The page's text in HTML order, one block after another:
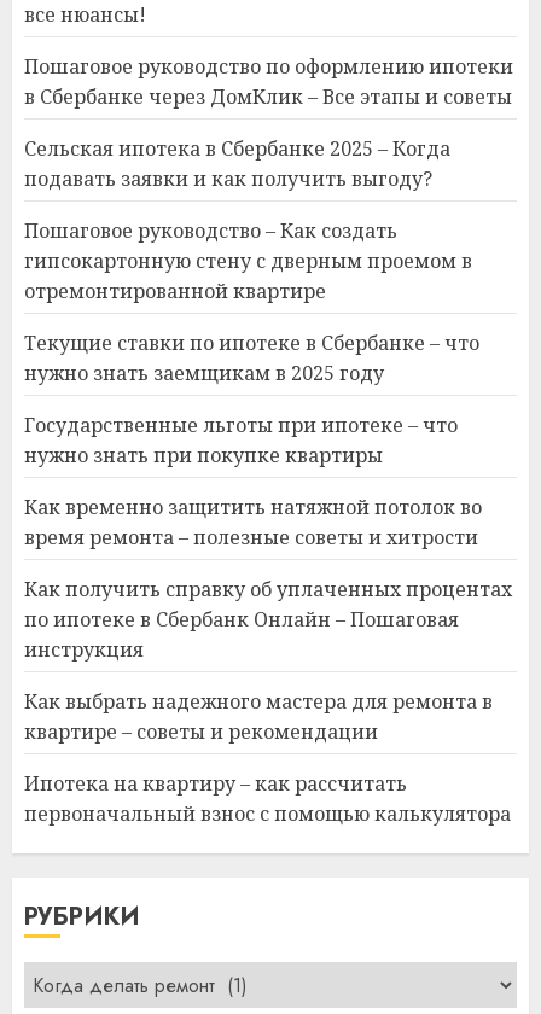
все нюансы!
Пошаговое руководство по оформлению ипотеки
в Сбербанке через ДомКлик – Все этапы и советы
Сельская ипотека в Сбербанке 2025 – Когда
подавать заявки и как получить выгоду?
Пошаговое руководство – Как создать
гипсокартонную стену с дверным проемом в
отремонтированной квартире
Текущие ставки по ипотеке в Сбербанке – что
нужно знать заемщикам в 2025 году
Государственные льготы при ипотеке – что
нужно знать при покупке квартиры
Как временно защитить натяжной потолок во
время ремонта – полезные советы и хитрости
Как получить справку об уплаченных процентах
по ипотеке в Сбербанк Онлайн – Пошаговая
инструкция
Как выбрать надежного мастера для ремонта в
квартире – советы и рекомендации
Ипотека на квартиру – как рассчитать
первоначальный взнос с помощью калькулятора
РУБРИКИ
Рубрики